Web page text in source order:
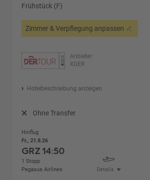
Frühstück (F)
Zimmer & Verpflegung anpassen
Anbieter:
XDER
Hotelbeschreibung anzeigen
Ohne Transfer
Hinflug
Fr., 21.8.26
GRZ14:50
1 Stopp
Pegasus Airlines
Details